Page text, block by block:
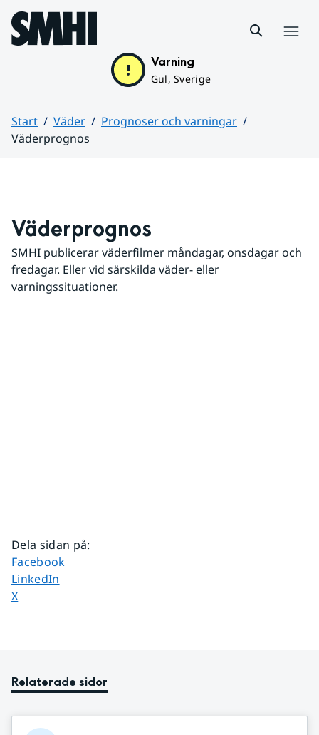
Hoppa till sidans innehåll
Varning
Gul, Sverige
Start Väder
Prognoser och varningar
Väderprognos
Väderprognos
SMHI publicerar väderfilmer måndagar, onsdagar och
fredagar. Eller vid särskilda väder- eller
varningssituationer.
Dela sidan på:
Dela sidan på
Facebook
Dela sidan på
LinkedIn
Dela sidan på
X
Relaterade sidor